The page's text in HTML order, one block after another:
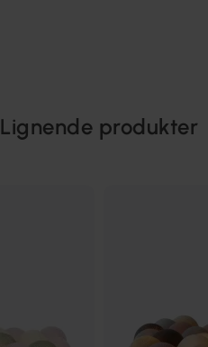
Lignende produkter